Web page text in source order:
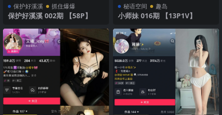
保护好溪溪 抓住爆爆
保护好溪溪 002期 【58P】
秘语空间 趣岛
小师妹 016期 【13P1V】